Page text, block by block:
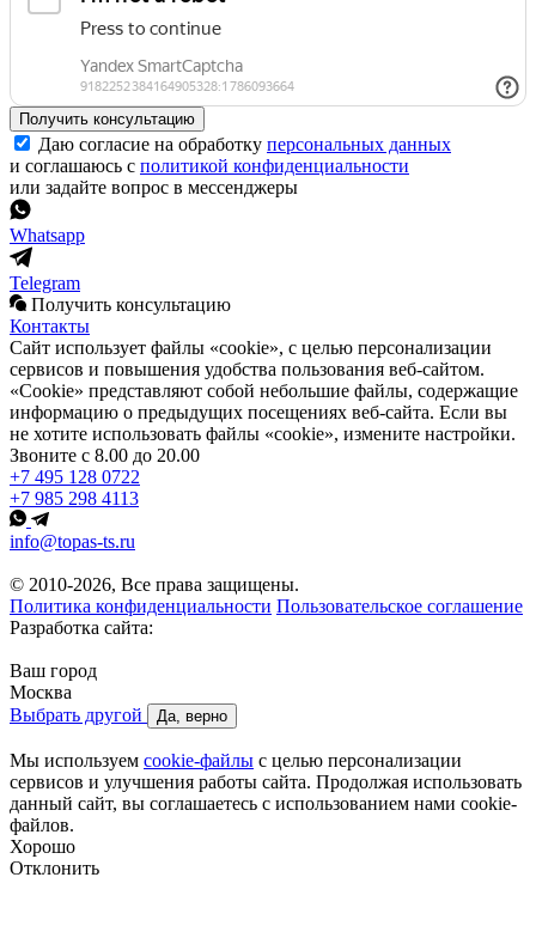
Получить консультацию
Даю согласие на обработку персональных данных
и соглашаюсь с политикой конфиденциальности
или задайте вопрос в мессенджеры
Whatsapp
Telegram
Получить консультацию
Контакты
Сайт использует файлы «cookie», с целью персонализации
сервисов и повышения удобства пользования веб-сайтом.
«Cookie» представляют собой небольшие файлы, содержащие
информацию о предыдущих посещениях веб-сайта. Если вы
не хотите использовать файлы «cookie», измените настройки.
Звоните с 8.00 до 20.00
+7 495 128 0722
+7 985 298 4113
info@topas-ts.ru
© 2010-2026, Все права защищены.
Политика конфиденциальности Пользовательское соглашение
Разработка сайта:
Ваш город
Москва
Выбрать другой
Да, верно
Мы используем cookie-файлы с целью персонализации
сервисов и улучшения работы сайта. Продолжая использовать
данный сайт, вы соглашаетесь с использованием нами cookie-
файлов.
Хорошо
Отклонить